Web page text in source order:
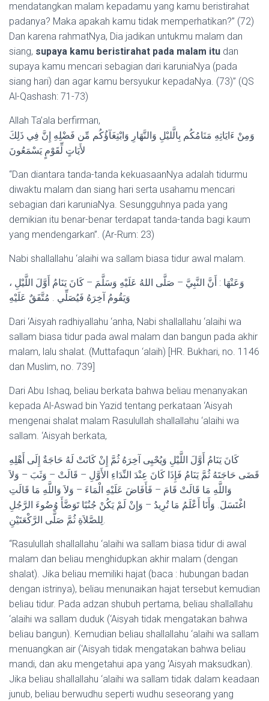
mendatangkan malam kepadamu yang kamu beristirahat
padanya? Maka apakah kamu tidak memperhatikan?” (72)
Dan karena rahmatNya, Dia jadikan untukmu malam dan
siang, supaya kamu beristirahat pada malam itu dan
supaya kamu mencari sebagian dari karuniaNya (pada
siang hari) dan agar kamu bersyukur kepadaNya. (73)” (QS
Al-Qashash: 71-73)
Allah Ta’ala berfirman,
وَمِنْ ءَايَاتِهِ مَنَامُكُم بِالَّليْلِ وَالنَّهَارِ وَابْتِغَآؤُكُم مِّن فَضْلِهِ إِنَّ فِي ذَلِكَ
لأَيَاتٍ لِّقَوْمٍ يَسْمَعُونَ
“Dan diantara tanda-tanda kekuasaanNya adalah tidurmu
diwaktu malam dan siang hari serta usahamu mencari
sebagian dari karuniaNya. Sesungguhnya pada yang
demikian itu benar-benar terdapat tanda-tanda bagi kaum
yang mendengarkan”. (Ar-Rum: 23)
Nabi shallallahu ‘alaihi wa sallam biasa tidur awal malam.
وَعَنْهَا : أَنَّ النَّبِيَّ – صَلَّى اللهُ عَلَيْهِ وَسَلَّمَ – كَانَ يَنَامُ أَوَّلَ اللَّيْلِ ،
وَيَقُومُ آخِرَهُ فَيُصَلِّي . مُتَّفَقٌ عَلَيْهِ
Dari ‘Aisyah radhiyallahu ‘anha, Nabi shallallahu ‘alaihi wa
sallam biasa tidur pada awal malam dan bangun pada akhir
malam, lalu shalat. (Muttafaqun ‘alaih) [HR. Bukhari, no. 1146
dan Muslim, no. 739]
Dari Abu Ishaq, beliau berkata bahwa beliau menanyakan
kepada Al-Aswad bin Yazid tentang perkataan ‘Aisyah
mengenai shalat malam Rasulullah shallallahu ‘alaihi wa
sallam. ‘Aisyah berkata,
كَانَ يَنَامُ أَوَّلَ اللَّيْلِ وَيُحْيِى آخِرَهُ ثُمَّ إِنْ كَانَتْ لَهُ حَاجَةٌ إِلَى أَهْلِهِ
قَضَى حَاجَتَهُ ثُمَّ يَنَامُ فَإِذَا كَانَ عِنْدَ النِّدَاءِ الأَوَّلِ – قَالَتْ – وَثَبَ – وَلاَ
وَاللَّهِ مَا قَالَتْ قَامَ – فَأَفَاضَ عَلَيْهِ الْمَاءَ – وَلاَ وَاللَّهِ مَا قَالَتِ
اغْتَسَلَ. وَأَنَا أَعْلَمُ مَا تُرِيدُ – وَإِنْ لَمْ يَكُنْ جُنُبًا تَوَضَّأَ وُضُوءَ الرَّجُلِ
لِلصَّلاَةِ ثُمَّ صَلَّى الرَّكْعَتَيْنِ.
“Rasulullah shallallahu ‘alaihi wa sallam biasa tidur di awal
malam dan beliau menghidupkan akhir malam (dengan
shalat). Jika beliau memiliki hajat (baca : hubungan badan
dengan istrinya), beliau menunaikan hajat tersebut kemudian
beliau tidur. Pada adzan shubuh pertama, beliau shallallahu
‘alaihi wa sallam duduk (‘Aisyah tidak mengatakan bahwa
beliau bangun). Kemudian beliau shallallahu ‘alaihi wa sallam
menuangkan air (‘Aisyah tidak mengatakan bahwa beliau
mandi, dan aku mengetahui apa yang ‘Aisyah maksudkan).
Jika beliau shallallahu ‘alaihi wa sallam tidak dalam keadaan
junub, beliau berwudhu seperti wudhu seseorang yang